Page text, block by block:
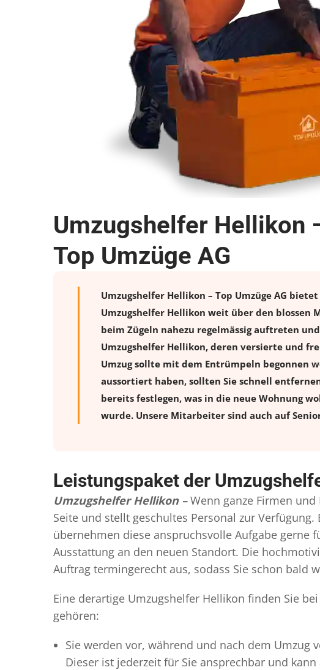
Umzugshelfer Hellikon
Top Umzüge AG
Umzugshelfer Hellikon – Top Umzüge AG
Umzugshelfer Hellikon weit über den blossen
beim Zügeln nahezu regelmässig auftreten
Umzugshelfer Hellikon, deren versierte und
Umzug sollte mit dem Entrümpeln begonnen
aussortiert haben, sollten Sie schnell
bereits festlegen, was in die neue Wohnung
wurde. Unsere Mitarbeiter sind auch auf
Leistungspaket der
Umzugshelfer Hellikon – Wenn ganze Firmen
Seite und stellt geschultes Personal zur
übernehmen diese anspruchsvolle Aufgabe gerne
Ausstattung an den neuen Standort. Die
Auftrag termingerecht aus, sodass Sie schon bald
Eine derartige Umzugshelfer Hellikon finden Sie
gehören:
Sie werden vor, während und nach dem Umzug
Dieser ist jederzeit für Sie ansprechbar und